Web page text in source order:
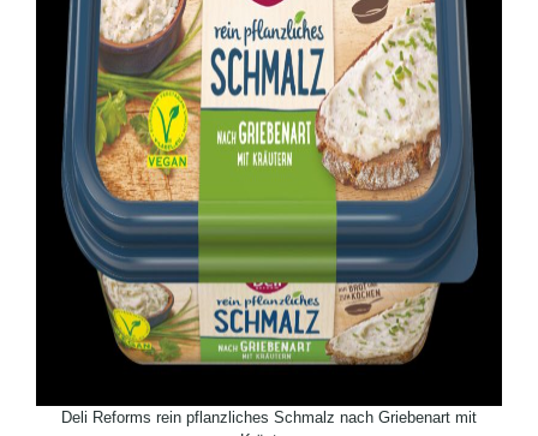
Deli Reforms rein pflanzliches Schmalz nach Griebenart mit